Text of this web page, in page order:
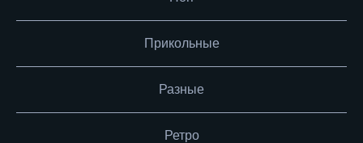
Прикольные
Разные
Ретро